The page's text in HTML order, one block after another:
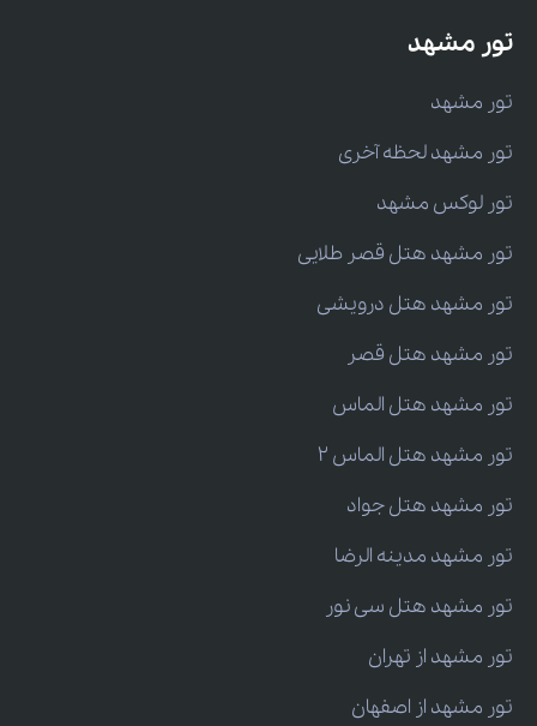
تور مشهد
تور مشهد
تور مشهد لحظه آخری
تور لوکس مشهد
تور مشهد هتل قصر طلایی
تور مشهد هتل درویشی
تور مشهد هتل قصر
تور مشهد هتل الماس
تور مشهد هتل الماس 2
تور مشهد هتل جواد
تور مشهد مدینه الرضا
تور مشهد هتل سی نور
تور مشهد از تهران
تور مشهد از اصفهان